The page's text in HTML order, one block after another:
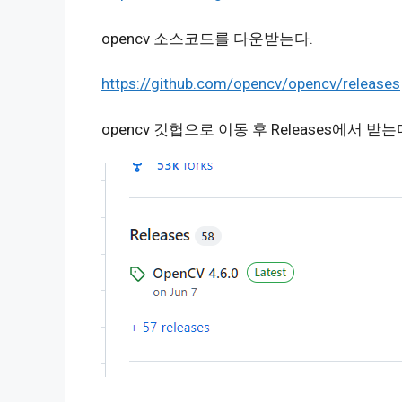
opencv 소스코드를 다운받는다.
https://github.com/opencv/opencv/releases
opencv 깃헙으로 이동 후 Releases에서 받는